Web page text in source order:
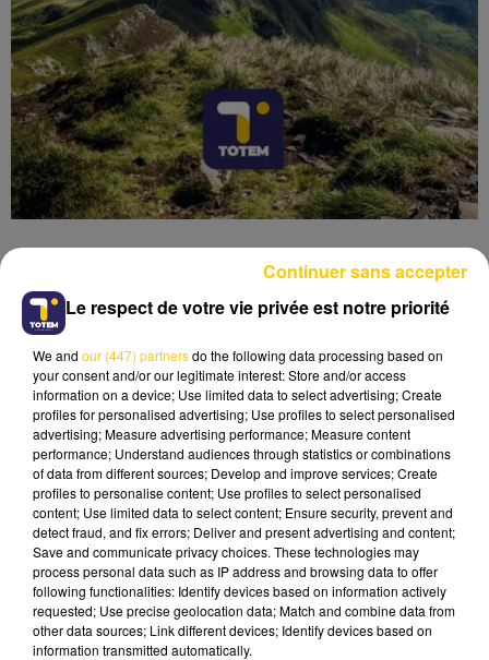
Lecture (4 min 6 sec)
8 juin 2026 - 4 min 6 sec
L'INFO DU CANTAL 08/06/26 À 07H30
Ecoutez sur Totem l'information dans le Cantal,
le pays de Brioude et Issoire avec les reportages
de nos journalistes sur le terrain .
Le respect de votre vie privée est notre priorité
We and our (447) partnersdo the following data processing based on
your consent and/or our legitimate interest: Store and/or access
information on a device; Use limited data to select advertising; Create
profiles for personalised advertising; Use profiles to select personalised
advertising; Measure advertising performance; Measure content
performance; Understand audiences through statistics or combinations
of data from different sources; Develop and improve services; Create
profiles to personalise content; Use profiles to select personalised
content; Use limited data to select content; Ensure security, prevent and
detect fraud, and fix errors; Deliver and present advertising and content;
Save and communicate privacy choices. These technologies may
process personal data such as IP address and browsing data to offer
following functionalities: Identify devices based on information actively
requested; Use precise geolocation data; Match and combine data from
other data sources; Link different devices; Identify devices based on
information transmitted automatically.
Continuer sans accepter